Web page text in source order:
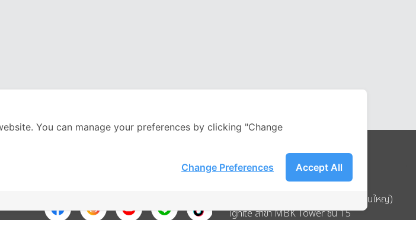
Address
บริษัท อิกไนท์ เอ สตาร์ จำกัด (สำนักงานใหญ่)
ignite สาขา MBK Tower ชั้น 15
You can manage your preferences by clicking "Change
Accept All
Change Preferences